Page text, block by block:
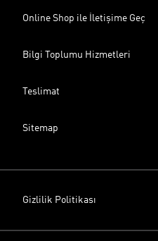
Online Shop ile İletişime Geç
Bilgi Toplumu Hizmetleri
Teslimat
Sitemap
Gizlilik Politikası